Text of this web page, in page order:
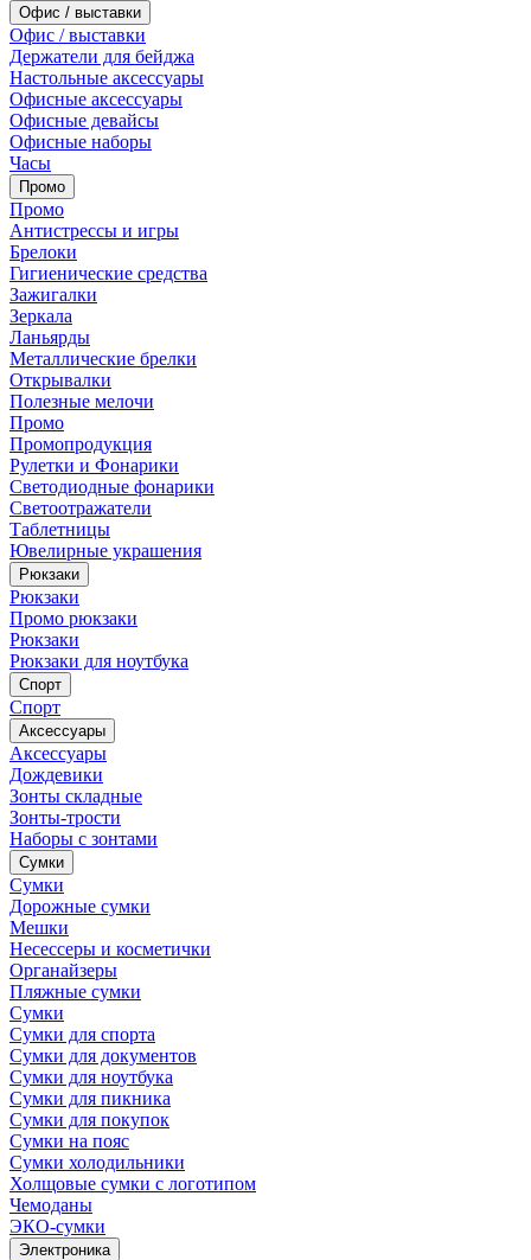
Офис / выставки
Офис / выставки
Держатели для бейджа
Настольные аксессуары
Офисные аксессуары
Офисные девайсы
Офисные наборы
Часы
Промо
Промо
Антистрессы и игры
Брелоки
Гигиенические средства
Зажигалки
Зеркала
Ланьярды
Металлические брелки
Открывалки
Полезные мелочи
Промо
Промопродукция
Рулетки и Фонарики
Светодиодные фонарики
Светоотражатели
Таблетницы
Ювелирные украшения
Рюкзаки
Рюкзаки
Промо рюкзаки
Рюкзаки
Рюкзаки для ноутбука
Спорт
Спорт
Аксессуары
Аксессуары
Дождевики
Зонты складные
Зонты-трости
Наборы с зонтами
Сумки
Сумки
Дорожные сумки
Мешки
Несессеры и косметички
Органайзеры
Пляжные сумки
Сумки
Сумки для спорта
Сумки для документов
Сумки для ноутбука
Сумки для пикника
Сумки для покупок
Сумки на пояс
Сумки холодильники
Холщовые сумки с логотипом
Чемоданы
ЭКО-сумки
Электроника